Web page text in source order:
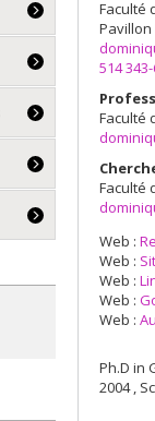
Faculté
514
Faculté
Faculté
Web :
Web :
Web :
Web :
Web :
Ph.D in
2004 ,